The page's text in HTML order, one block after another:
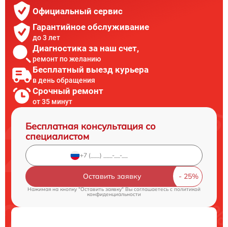
Официальный сервис
Гарантийное обслуживание
до 3 лет
Диагностика за наш счет,
ремонт по желанию
Бесплатный выезд курьера
в день обращения
Срочный ремонт
от 35 минут
Бесплатная консультация со
специалистом
Оставить заявку
Нажимая на кнопку "Оставить заявку" Вы соглашаетесь cполитикой
конфиденциальности